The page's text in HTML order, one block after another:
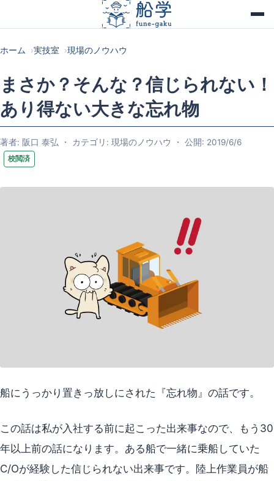
ホーム 実技室 現場のノウハウ
まさか？そんな？信じられない！
あり得ない大きな忘れ物
著者: 阪口 泰弘 ・ カテゴリ: 現場のノウハウ ・ 公開: 2019/6/6
校閲済
船にうっかり置きっ放しにされた『忘れ物』の話です。
この話は私が入社する前に起こった出来事なので、もう30
年以上前の話になります。ある船で一緒に乗船していた
C/Oが経験した信じられない出来事です。陸上作業員が船